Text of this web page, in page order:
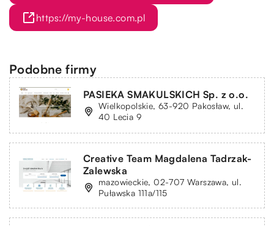
https://my-house.com.pl
Podobne firmy
PASIEKA SMAKULSKICH Sp. z o.o.
Wielkopolskie, 63-920 Pakosław, ul.
40 Lecia 9
Creative Team Magdalena Tadrzak-
Zalewska
mazowieckie, 02-707 Warszawa, ul.
Puławska 111a/115